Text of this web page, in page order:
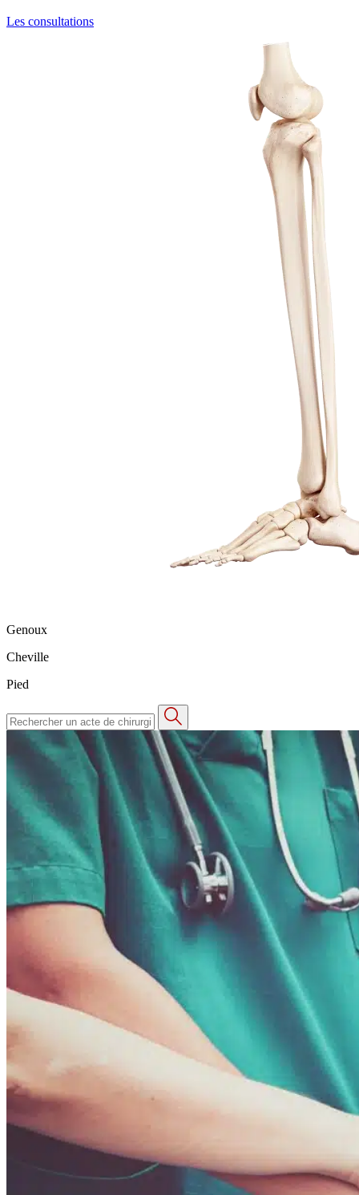
Les consultations
Genoux
Cheville
Pied